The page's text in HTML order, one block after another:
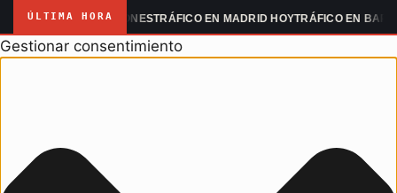
Gestionar consentimiento
ÚLTIMA HORA
MANIFESTACIONESTRÁFICO EN MADRID HOYTRÁFICO EN